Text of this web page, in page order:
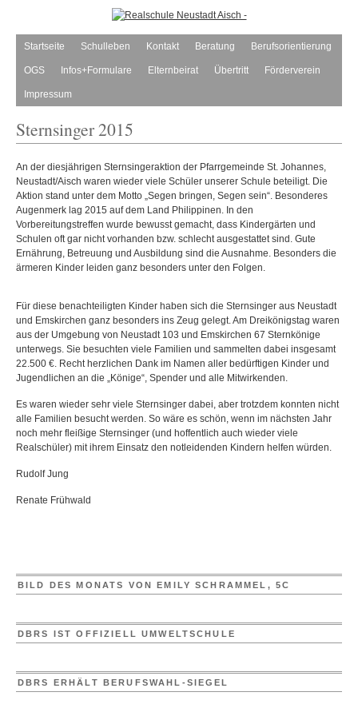
Startseite Schulleben Kontakt Beratung Berufsorientierung
OGS Infos+Formulare Elternbeirat Übertritt Förderverein
Impressum
Sternsinger 2015
An der diesjährigen Sternsingeraktion der Pfarrgemeinde St. Johannes,
Neustadt/Aisch waren wieder viele Schüler unserer Schule beteiligt. Die
Aktion stand unter dem Motto „Segen bringen, Segen sein“. Besonderes
Augenmerk lag 2015 auf dem Land Philippinen. In den
Vorbereitungstreffen wurde bewusst gemacht, dass Kindergärten und
Schulen oft gar nicht vorhanden bzw. schlecht ausgestattet sind. Gute
Ernährung, Betreuung und Ausbildung sind die Ausnahme. Besonders die
ärmeren Kinder leiden ganz besonders unter den Folgen.
Für diese benachteiligten Kinder haben sich die Sternsinger aus Neustadt
und Emskirchen ganz besonders ins Zeug gelegt. Am Dreikönigstag waren
aus der Umgebung von Neustadt 103 und Emskirchen 67 Sternkönige
unterwegs. Sie besuchten viele Familien und sammelten dabei insgesamt
22.500 €. Recht herzlichen Dank im Namen aller bedürftigen Kinder und
Jugendlichen an die „Könige“, Spender und alle Mitwirkenden.
Es waren wieder sehr viele Sternsinger dabei, aber trotzdem konnten nicht
alle Familien besucht werden. So wäre es schön, wenn im nächsten Jahr
noch mehr fleißige Sternsinger (und hoffentlich auch wieder viele
Realschüler) mit ihrem Einsatz den notleidenden Kindern helfen würden.
Rudolf Jung
Renate Frühwald
BILD DES MONATS VON EMILY SCHRAMMEL, 5C
DBRS IST OFFIZIELL UMWELTSCHULE
DBRS ERHÄLT BERUFSWAHL-SIEGEL